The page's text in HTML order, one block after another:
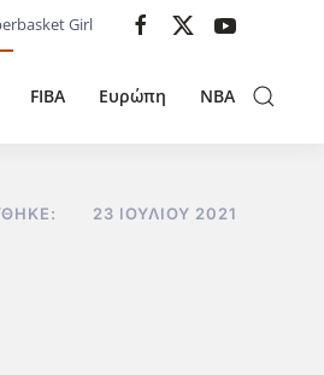
Girl
FIBA Ευρώπη NBA
23 ΙΟΥΛΊΟΥ 2021